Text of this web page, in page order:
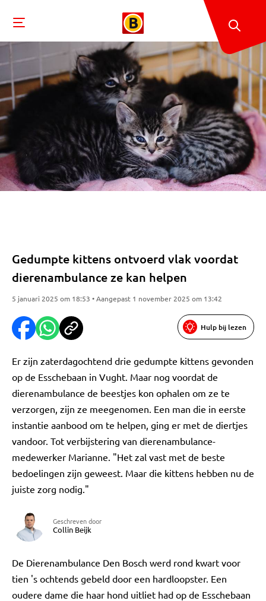
Gedumpte kittens ontvoerd vlak voordat
dierenambulance ze kan helpen
5 januari 2025 om 18:53 • Aangepast 1 november 2025 om 13:42
Hulp bij lezen
Er zijn zaterdagochtend drie gedumpte kittens gevonden
op de Esschebaan in Vught. Maar nog voordat de
dierenambulance de beestjes kon ophalen om ze te
verzorgen, zijn ze meegenomen. Een man die in eerste
instantie aanbood om te helpen, ging er met de diertjes
vandoor. Tot verbijstering van dierenambulance-
medewerker Marianne. "Het zal vast met de beste
bedoelingen zijn geweest. Maar die kittens hebben nu de
juiste zorg nodig."
Geschreven door
Collin Beijk
De Dierenambulance Den Bosch werd rond kwart voor
tien 's ochtends gebeld door een hardloopster. Een
oudere dame die haar hond uitliet had op de Esschebaan